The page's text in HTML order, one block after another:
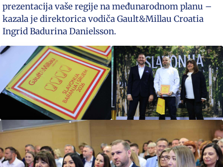
prezentacija vaše regije na međunarodnom planu –
kazala je direktorica vodiča Gault&Millau Croatia
Ingrid Badurina Danielsson.